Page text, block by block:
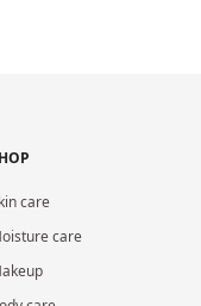
care
care